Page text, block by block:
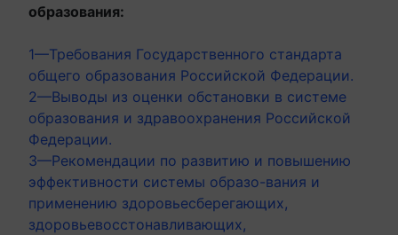
образования:
1—Требования Государственного стандарта
общего образования Российской Федерации.
2—Выводы из оценки обстановки в системе
образования и здравоохранения Российской
Федерации.
3—Рекомендации по развитию и повышению
эффективности системы образо-вания и
применению здоровьесберегающих,
здоровьевосстонавливающих,